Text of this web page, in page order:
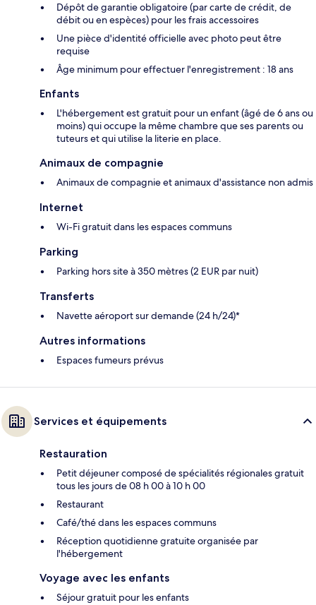
Dépôt de garantie obligatoire (par carte de crédit, de
débit ou en espèces) pour les frais accessoires
Une pièce d'identité officielle avec photo peut être
requise
Âge minimum pour effectuer l'enregistrement : 18 ans
Enfants
L'hébergement est gratuit pour un enfant (âgé de 6 ans ou
moins) qui occupe la même chambre que ses parents ou
tuteurs et qui utilise la literie en place.
Animaux de compagnie
Animaux de compagnie et animaux d'assistance non admis
Internet
Wi-Fi gratuit dans les espaces communs
Parking
Parking hors site à 350 mètres (2 EUR par nuit)
Transferts
Navette aéroport sur demande (24 h/24)*
Autres informations
Espaces fumeurs prévus
Services et équipements
Restauration
Petit déjeuner composé de spécialités régionales gratuit
tous les jours de 08 h 00 à 10 h 00
Restaurant
Café/thé dans les espaces communs
Réception quotidienne gratuite organisée par
l'hébergement
Voyage avec les enfants
Séjour gratuit pour les enfants